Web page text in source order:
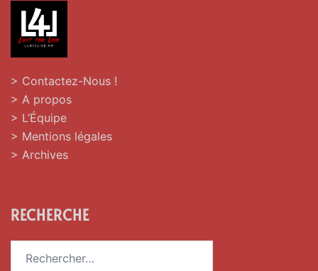
> Contactez-Nous !
> A propos
> L’Équipe
> Mentions légales
> Archives
RECHERCHE